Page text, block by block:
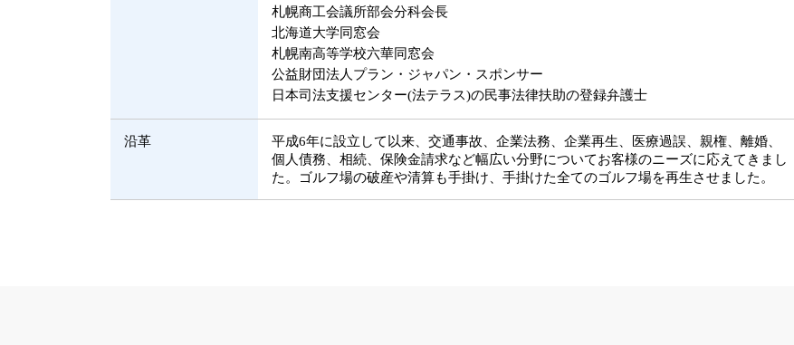
札幌商工会議所部会分科会長
北海道大学同窓会
札幌南高等学校六華同窓会
公益財団法人プラン・ジャパン・スポンサー
日本司法支援センター(法テラス)の民事法律扶助の登録弁護士
沿革
平成6年に設立して以来、交通事故、企業法務、企業再生、医療過誤、親権、離婚、
個人債務、相続、保険金請求など幅広い分野についてお客様のニーズに応えてきまし
た。ゴルフ場の破産や清算も手掛け、手掛けた全てのゴルフ場を再生させました。